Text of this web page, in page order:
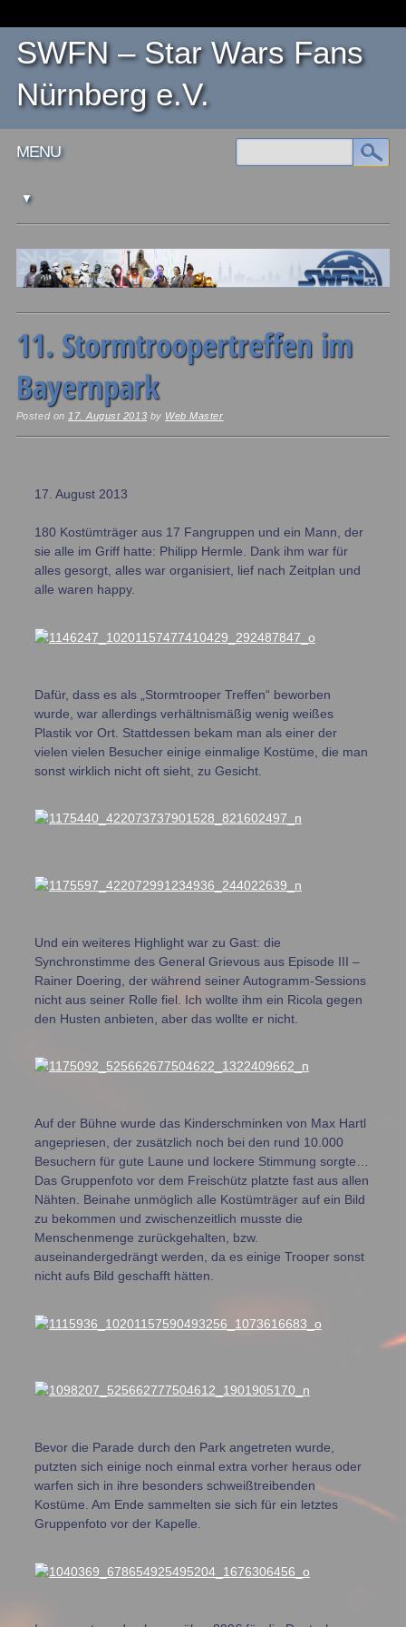
SWFN – Star Wars Fans
Nürnberg e.V.
Main menu
MENU
11. Stormtroopertreffen im
Bayernpark
Posted on 17. August 2013 by Web Master
17. August 2013
180 Kostümträger aus 17 Fangruppen und ein Mann, der
sie alle im Griff hatte: Philipp Hermle. Dank ihm war für
alles gesorgt, alles war organisiert, lief nach Zeitplan und
alle waren happy.
Dafür, dass es als „Stormtrooper Treffen“ beworben
wurde, war allerdings verhältnismäßig wenig weißes
Plastik vor Ort. Stattdessen bekam man als einer der
vielen vielen Besucher einige einmalige Kostüme, die man
sonst wirklich nicht oft sieht, zu Gesicht.
Und ein weiteres Highlight war zu Gast: die
Synchronstimme des General Grievous aus Episode III –
Rainer Doering, der während seiner Autogramm-Sessions
nicht aus seiner Rolle fiel. Ich wollte ihm ein Ricola gegen
den Husten anbieten, aber das wollte er nicht.
Auf der Bühne wurde das Kinderschminken von Max Hartl
angepriesen, der zusätzlich noch bei den rund 10.000
Besuchern für gute Laune und lockere Stimmung sorgte…
Das Gruppenfoto vor dem Freischütz platzte fast aus allen
Nähten. Beinahe unmöglich alle Kostümträger auf ein Bild
zu bekommen und zwischenzeitlich musste die
Menschenmenge zurückgehalten, bzw.
auseinandergedrängt werden, da es einige Trooper sonst
nicht aufs Bild geschafft hätten.
Bevor die Parade durch den Park angetreten wurde,
putzten sich einige noch einmal extra vorher heraus oder
warfen sich in ihre besonders schweißtreibenden
Kostüme. Am Ende sammelten sie sich für ein letztes
Gruppenfoto vor der Kapelle.